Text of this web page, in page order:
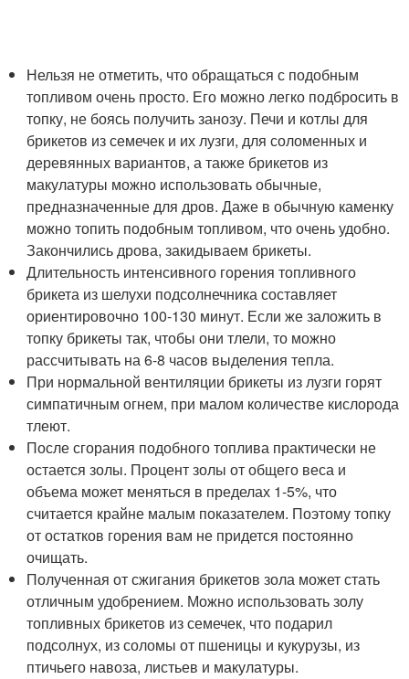
Нельзя не отметить, что обращаться с подобным
топливом очень просто. Его можно легко подбросить в
топку, не боясь получить занозу. Печи и котлы для
брикетов из семечек и их лузги, для соломенных и
деревянных вариантов, а также брикетов из
макулатуры можно использовать обычные,
предназначенные для дров. Даже в обычную каменку
можно топить подобным топливом, что очень удобно.
Закончились дрова, закидываем брикеты.
Длительность интенсивного горения топливного
брикета из шелухи подсолнечника составляет
ориентировочно 100-130 минут. Если же заложить в
топку брикеты так, чтобы они тлели, то можно
рассчитывать на 6-8 часов выделения тепла.
При нормальной вентиляции брикеты из лузги горят
симпатичным огнем, при малом количестве кислорода
тлеют.
После сгорания подобного топлива практически не
остается золы. Процент золы от общего веса и
объема может меняться в пределах 1-5%, что
считается крайне малым показателем. Поэтому топку
от остатков горения вам не придется постоянно
очищать.
Полученная от сжигания брикетов зола может стать
отличным удобрением. Можно использовать золу
топливных брикетов из семечек, что подарил
подсолнух, из соломы от пшеницы и кукурузы, из
птичьего навоза, листьев и макулатуры.